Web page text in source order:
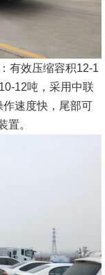
有效压缩容积12-1
12吨，采用中联
速度快，尾部可
置。